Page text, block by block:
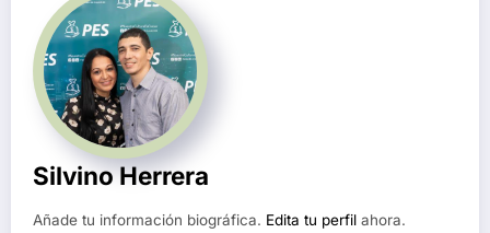
Silvino Herrera
Añade tu información biográfica. Edita tu perfil ahora.